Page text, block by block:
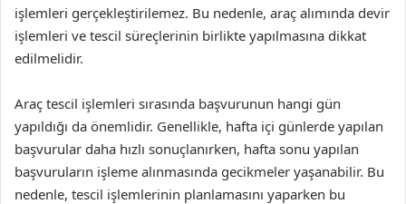
işlemleri gerçekleştirilemez. Bu nedenle, araç alımında devir
işlemleri ve tescil süreçlerinin birlikte yapılmasına dikkat
edilmelidir.
Araç tescil işlemleri sırasında başvurunun hangi gün
yapıldığı da önemlidir. Genellikle, hafta içi günlerde yapılan
başvurular daha hızlı sonuçlanırken, hafta sonu yapılan
başvuruların işleme alınmasında gecikmeler yaşanabilir. Bu
nedenle, tescil işlemlerinin planlamasını yaparken bu